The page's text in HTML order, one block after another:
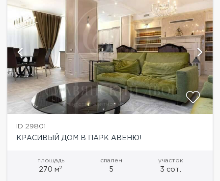
ID 29801
КРАСИВЫЙ ДОМ В ПАРК АВЕНЮ!
площадь
270 м2
спален
5
участок
3 сот.